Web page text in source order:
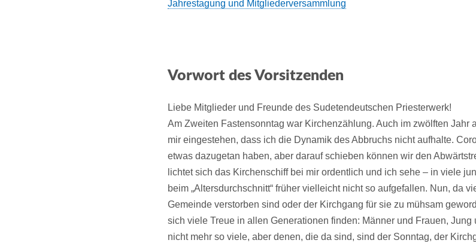
Jahrestagung und Mitgliederversammlung
Vorwort des Vorsitzenden
Liebe Mitglieder und Freunde des Sudetendeutschen Priesterwerk!
Am Zweiten Fastensonntag war Kirchenzählung. Auch im zwölften Jahr
mir eingestehen, dass ich die Dynamik des Abbruchs nicht aufhalte.
etwas dazugetan haben, aber darauf schieben können wir den
lichtet sich das Kirchenschiff bei mir ordentlich und ich sehe – in viele
beim „Altersdurchschnitt“ früher vielleicht nicht so aufgefallen. Nun, da
Gemeinde verstorben sind oder der Kirchgang für sie zu mühsam
sich viele Treue in allen Generationen finden: Männer und Frauen, Jung
nicht mehr so viele, aber denen, die da sind, sind der Sonntag, der